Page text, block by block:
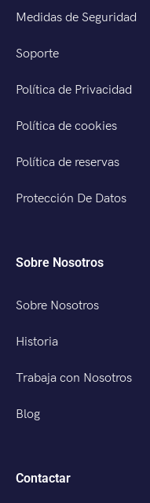
Medidas de Seguridad
Soporte
Política de Privacidad
Política de cookies
Política de reservas
Protección De Datos
Sobre Nosotros
Sobre Nosotros
Historia
Trabaja con Nosotros
Blog
Contactar